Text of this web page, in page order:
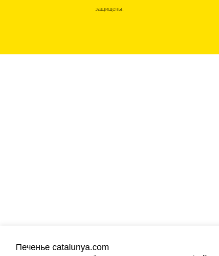
защищены.
Печенье catalunya.com